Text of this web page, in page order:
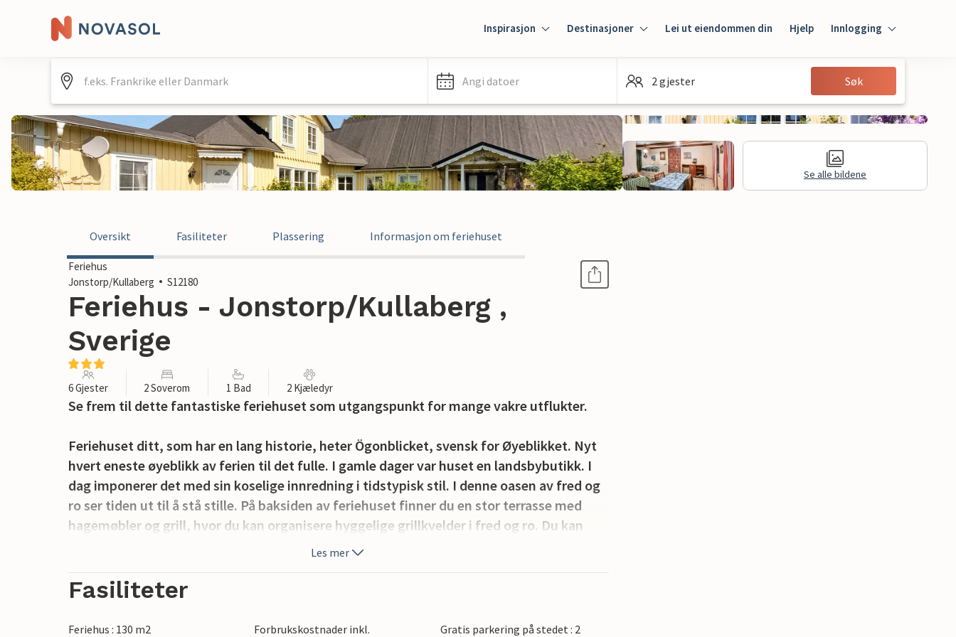
Inspirasjon Destinasjoner Lei ut eiendommen din Hjelp Innlogging
Innlogging
Gjest
Angi datoer 2 gjester Søk
Se alle bildene
Oversikt Fasiliteter Plassering Informasjon om feriehuset
Feriehus
Jonstorp/Kullaberg
S12180
Feriehus - Jonstorp/Kullaberg ,
Sverige
6 Gjester 2 Soverom 1 Bad 2 Kjæledyr
Se frem til dette fantastiske feriehuset som utgangspunkt for mange vakre utflukter.
Feriehuset ditt, som har en lang historie, heter Ögonblicket, svensk for Øyeblikket. Nyt
hvert eneste øyeblikk av ferien til det fulle. I gamle dager var huset en landsbybutikk. I
dag imponerer det med sin koselige innredning i tidstypisk stil. I denne oasen av fred og
ro ser tiden ut til å stå stille. På baksiden av feriehuset finner du en stor terrasse med
hagemøbler og grill, hvor du kan organisere hyggelige grillkvelder i fred og ro. Du kan
også nyte tur- og sykkelstiene rett utenfor døren og dra på utflukter i nærområdet.
Bare en kort sykkeltur unna ligger Svanshall, hvor du kan bade fra brygga, fiske krabber,
fiskerestaurant. Golfentusiaster kan velge mellom flere gode baner i regionen. For en
Les mer
Fasiliteter
Feriehus : 130 m2 Forbrukskostnader inkl.
Gratis parkering på stedet : 2